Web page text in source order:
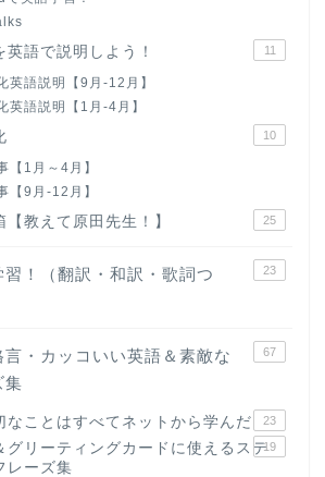
英語で説明しよう！ 11
英語説明【9月-12月】
英語説明【1月-4月】
10
【1月～4月】
【9月-12月】
【教えて原田先生！】 25
！（翻訳・和訳・歌詞つ
23
・カッコいい英語＆素敵な
集
67
なことはすべてネットから学んだ 23
グリーティングカードに使えるステ
レーズ集
19